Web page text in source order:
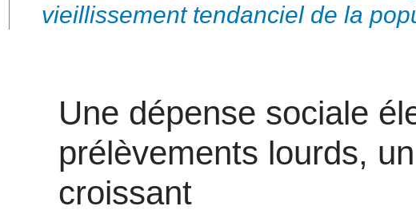
vieillissement tendanciel de la
Une dépense sociale
prélèvements lourds,
croissant